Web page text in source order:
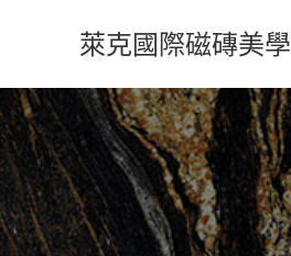
萊克國際磁磚美學